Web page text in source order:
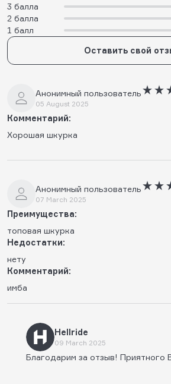
3 балла
2 балла
1 балл
Оставить свой
Анонимный пользователь
05 August 2025
Комментарий:
Хорошая шкурка
Анонимный пользователь
07 March 2025
Преимущества:
топовая шкурка
Недостатки:
нету
Комментарий:
имба
Hellride
09 March 2025
Благодарим за отзыв! Приятного